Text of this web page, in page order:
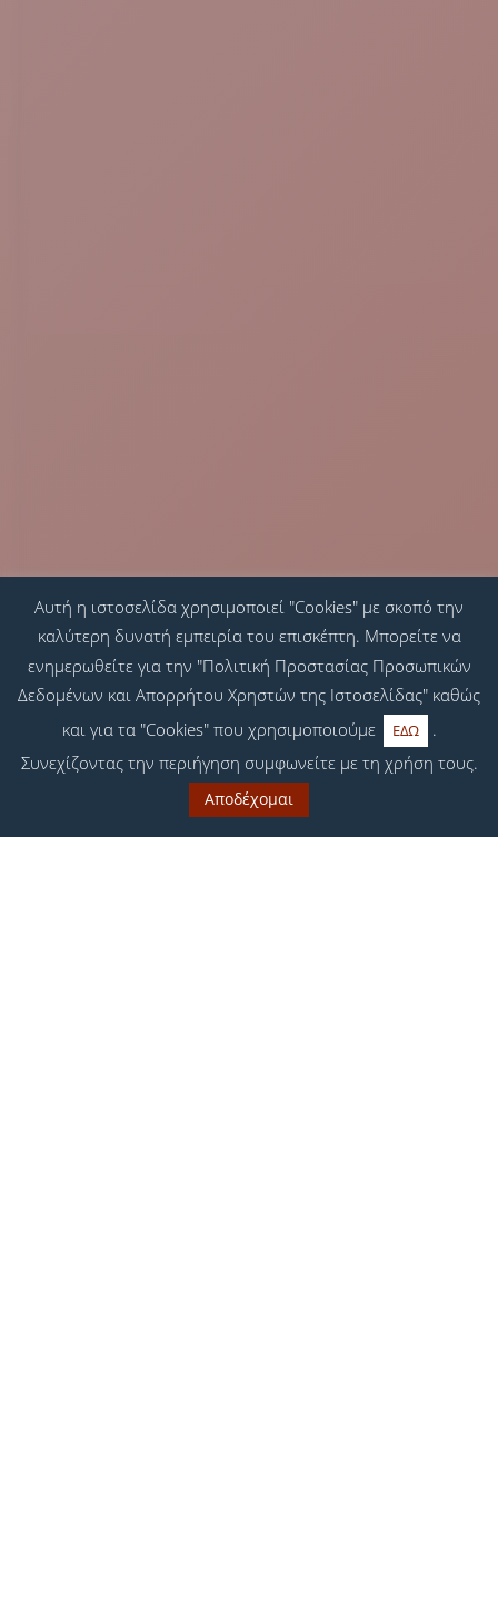
Αυτή η ιστοσελίδα χρησιμοποιεί "Cookies" με σκοπό την
καλύτερη δυνατή εμπειρία του επισκέπτη. Μπορείτε να
ενημερωθείτε για την "Πολιτική Προστασίας Προσωπικών
Δεδομένων και Απορρήτου Χρηστών της Ιστοσελίδας" καθώς
και για τα "Cookies" που χρησιμοποιούμε
ΕΔΩ
.
Συνεχίζοντας την περιήγηση συμφωνείτε με τη χρήση τους.
Αποδέχομαι